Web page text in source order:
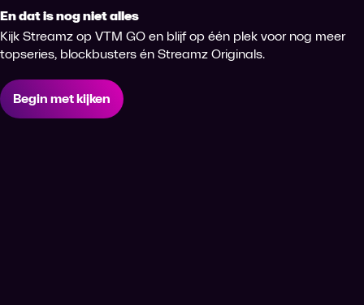
En dat is nog niet alles
Kijk Streamz op VTM GO en blijf op één plek voor nog meer
topseries, blockbusters én Streamz Originals.
Begin met kijken